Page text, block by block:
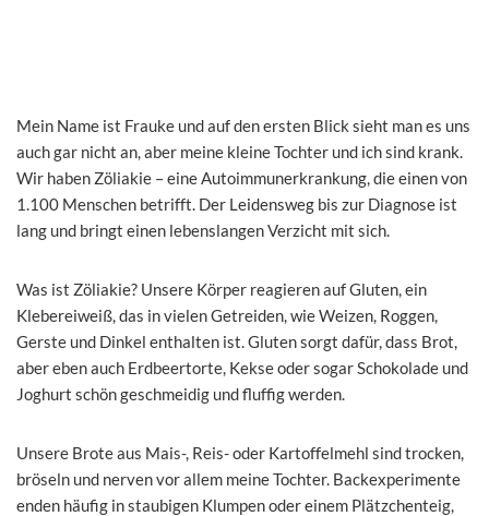
Mein Name ist Frauke und auf den ersten Blick sieht man es uns
auch gar nicht an, aber meine kleine Tochter und ich sind krank.
Wir haben Zöliakie – eine Autoimmunerkrankung, die einen von
1.100 Menschen betrifft. Der Leidensweg bis zur Diagnose ist
lang und bringt einen lebenslangen Verzicht mit sich.
Was ist Zöliakie? Unsere Körper reagieren auf Gluten, ein
Klebereiweiß, das in vielen Getreiden, wie Weizen, Roggen,
Gerste und Dinkel enthalten ist. Gluten sorgt dafür, dass Brot,
aber eben auch Erdbeertorte, Kekse oder sogar Schokolade und
Joghurt schön geschmeidig und fluffig werden.
Unsere Brote aus Mais-, Reis- oder Kartoffelmehl sind trocken,
bröseln und nerven vor allem meine Tochter. Backexperimente
enden häufig in staubigen Klumpen oder einem Plätzchenteig,